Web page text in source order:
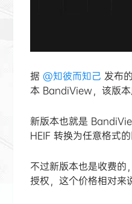
据 @知彼而知己 发布
本 BandiView，该版
新版本也就是
HEIF 转换为任意格式的
不过新版本也是收费
授权，这个价格相对来